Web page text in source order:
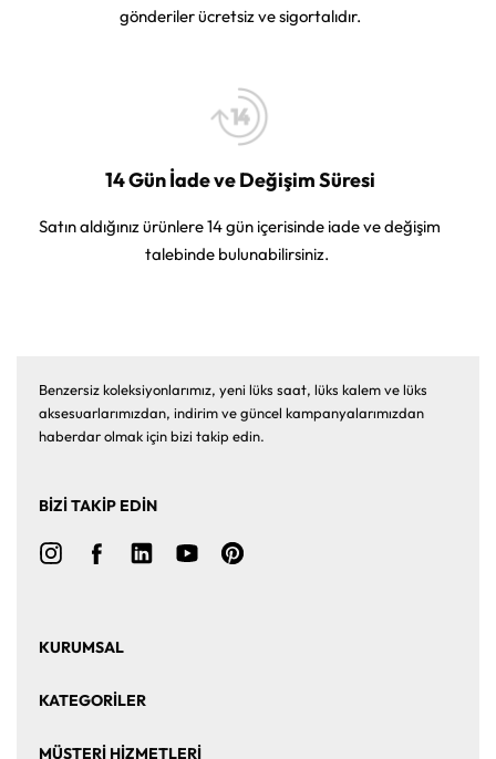
gönderiler ücretsiz ve sigortalıdır.
14 Gün İade ve Değişim Süresi
Satın aldığınız ürünlere 14 gün içerisinde iade ve değişim
talebinde bulunabilirsiniz.
Benzersiz koleksiyonlarımız, yeni lüks saat, lüks kalem ve lüks
aksesuarlarımızdan, indirim ve güncel kampanyalarımızdan
haberdar olmak için bizi takip edin.
BİZİ TAKİP EDİN
KURUMSAL
KATEGORİLER
MÜŞTERİ HİZMETLERİ